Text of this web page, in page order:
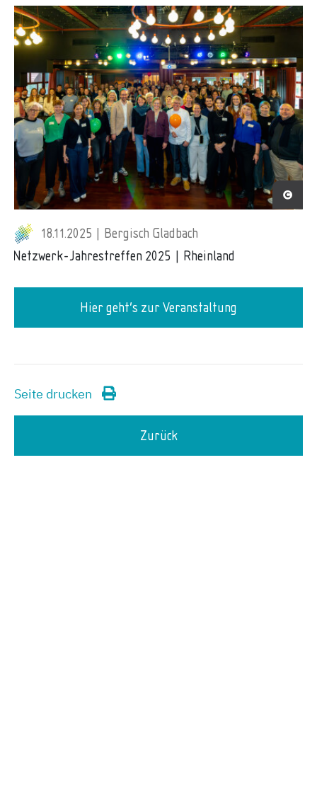
18.11.2025 | Bergisch Gladbach
Netzwerk-Jahrestreffen 2025 | Rheinland
Hier geht's zur Veranstaltung
Zurück
Seite drucken